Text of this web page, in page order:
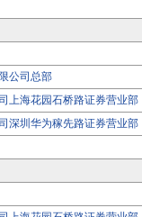
公司总部
上海花园石桥路证券营业部
深圳华为稼先路证券营业部